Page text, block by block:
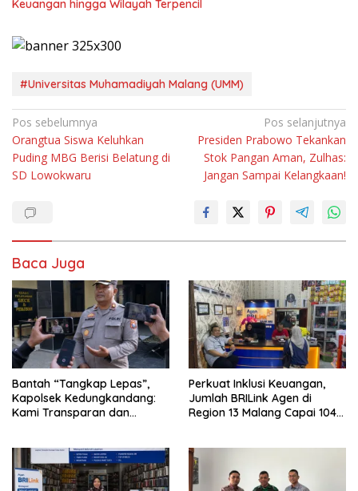
Keuangan hingga Wilayah Terpencil
#Universitas Muhamadiyah Malang (UMM)
Navigasi
pos
Pos sebelumnya
Orangtua Siswa Keluhkan
Puding MBG Berisi Belatung di
SD Lowokwaru
Pos selanjutnya
Presiden Prabowo Tekankan
Stok Pangan Aman, Zulhas:
Jangan Sampai Kelangkaan!
Baca Juga
Bantah “Tangkap Lepas”,
Kapolsek Kedungkandang:
Kami Transparan dan
Perkuat Inklusi Keuangan,
Jumlah BRILink Agen di
Region 13 Malang Capai 104